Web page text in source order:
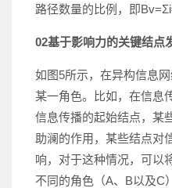
路径数量的比例，即
02基于影响力的关键结点
如图5所示，在异构信息
某一角色。比如，在信息
信息传播的起始结点，某
助澜的作用，某些结点对
响，对于这种情况，可以
不同的角色（A、B以及C